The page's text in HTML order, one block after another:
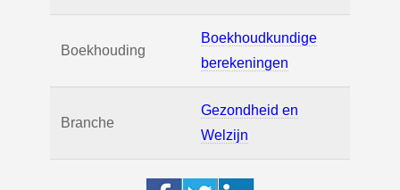
Boekhouding
Boekhoudkundige
berekeningen
Branche
Gezondheid en
Welzijn